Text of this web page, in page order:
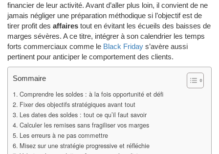
financier de leur activité. Avant d’aller plus loin, il convient de ne
jamais négliger une préparation méthodique si l’objectif est de
tirer profit des affaires tout en évitant les écueils des baisses de
marges sévères. A ce titre, intégrer à son calendrier les temps
forts commerciaux comme le Black Friday s’avère aussi
pertinent pour anticiper le comportement des clients.
Sommaire
Comprendre les soldes : à la fois opportunité et défi
Fixer des objectifs stratégiques avant tout
Les dates des soldes : tout ce qu’il faut savoir
Calculer les remises sans fragiliser vos marges
Les erreurs à ne pas commettre
Misez sur une stratégie progressive et réfléchie